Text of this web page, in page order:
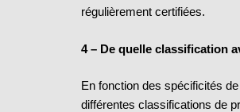
régulièrement certifiées.
4 – De quelle classification
En fonction des spécificités
différentes classifications de